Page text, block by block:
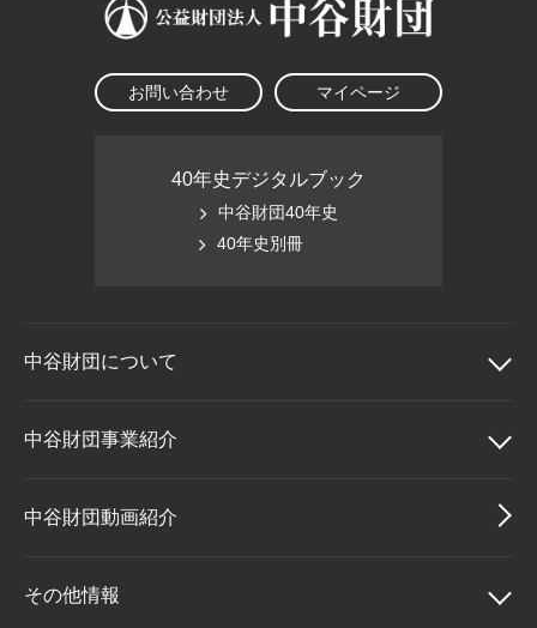
お問い合わせ マイページ
40年史デジタルブック
中谷財団40年史
40年史別冊
中谷財団について
中谷財団について
理事長挨拶
設立趣意書
中谷財団事業紹介
中谷財団事業紹介
中谷賞
中谷財団動画紹介
その他情報